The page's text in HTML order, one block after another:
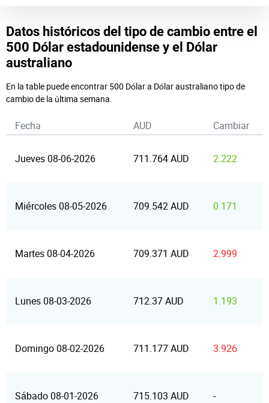
Datos históricos del tipo de cambio entre el
500 Dólar estadounidense y el Dólar
australiano
En la table puede encontrar 500 Dólar a Dólar australiano tipo de
cambio de la última semana.
Fecha AUD Cambiar
Jueves 08-06-2026 711.764 AUD 2.222
Miércoles 08-05-2026 709.542 AUD 0.171
Martes 08-04-2026 709.371 AUD 2.999
Lunes 08-03-2026 712.37 AUD 1.193
Domingo 08-02-2026 711.177 AUD 3.926
Sábado 08-01-2026 715.103 AUD -